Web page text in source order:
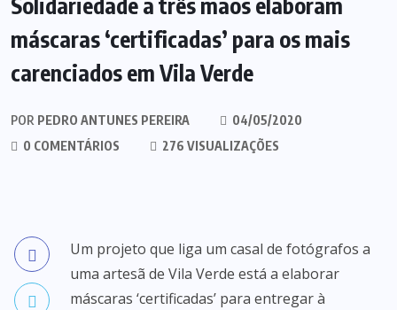
máscaras ‘certificadas’ para os mais
carenciados em Vila Verde
POR PEDRO ANTUNES PEREIRA
04/05/2020
0 COMENTÁRIOS
276 VISUALIZAÇÕES
Um projeto que liga um casal de fotógrafos a
uma artesã de Vila Verde está a elaborar
máscaras ‘certificadas’ para entregar à